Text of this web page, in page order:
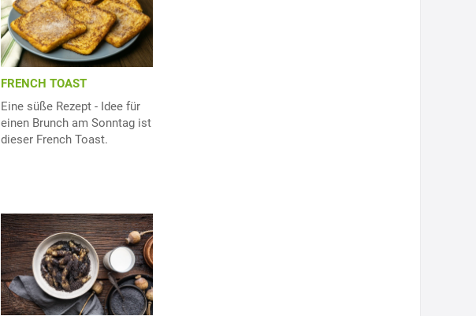
FRENCH TOAST
Eine süße Rezept - Idee für
einen Brunch am Sonntag ist
dieser French Toast.